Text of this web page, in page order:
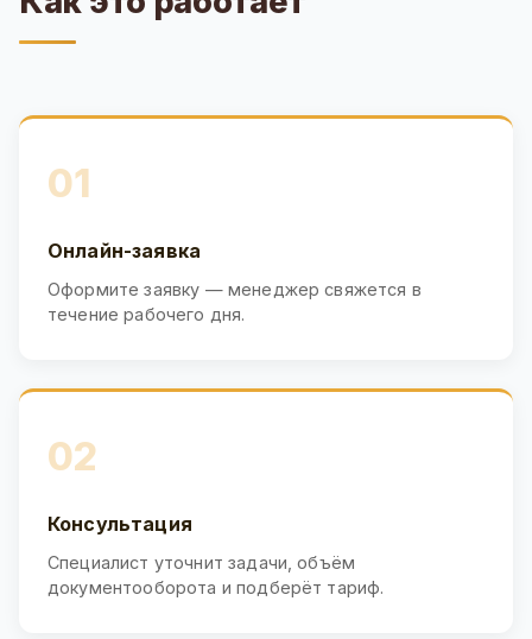
01
Онлайн-заявка
Оформите заявку — менеджер свяжется в
течение рабочего дня.
02
Консультация
Специалист уточнит задачи, объём
документооборота и подберёт тариф.